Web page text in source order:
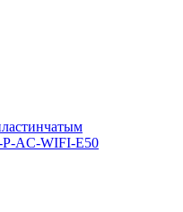
P-AC-WIFI-E50